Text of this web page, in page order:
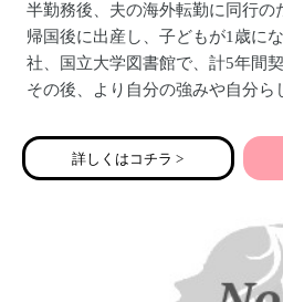
半勤務後、夫の海外転勤に同行の
帰国後に出産し、子どもが1歳に
社、国立大学図書館で、計5年間
その後、より自分の強みや自分ら
現在、事務的なサポートに留まら
伴走サポートし、ビジネスの加速
詳しくはコチラ >